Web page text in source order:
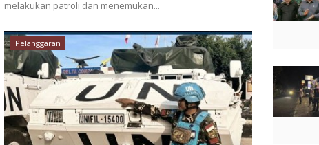
melakukan patroli dan menemukan...
Pelanggaran